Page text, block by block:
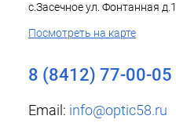
с.Засечное ул. Фонтанная
Посмотреть на карте
8 (8412) 77-00-05
Email: info@optic58.ru